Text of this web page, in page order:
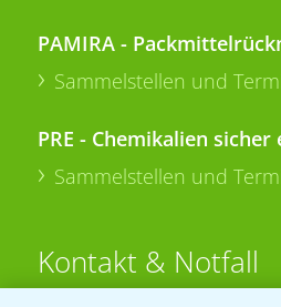
PAMIRA -
Sammelstellen und
PRE - Chemikalien sicher
Sammelstellen und
Kontakt & Notfall